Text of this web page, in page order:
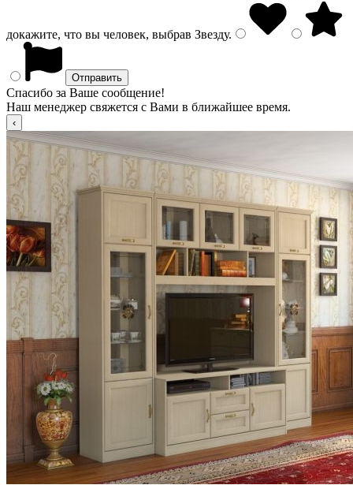
докажите, что вы человек, выбрав Звезду.
Спасибо за Ваше сообщение!
Наш менеджер свяжется с Вами в ближайшее время.